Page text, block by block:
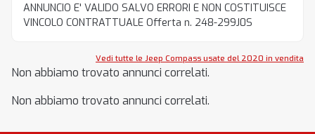
ANNUNCIO E' VALIDO SALVO ERRORI E NON COSTITUISCE
VINCOLO CONTRATTUALE Offerta n. 248-299J0S
Vedi tutte le Jeep Compass usate del 2020 in vendita
Non abbiamo trovato annunci correlati.
Non abbiamo trovato annunci correlati.